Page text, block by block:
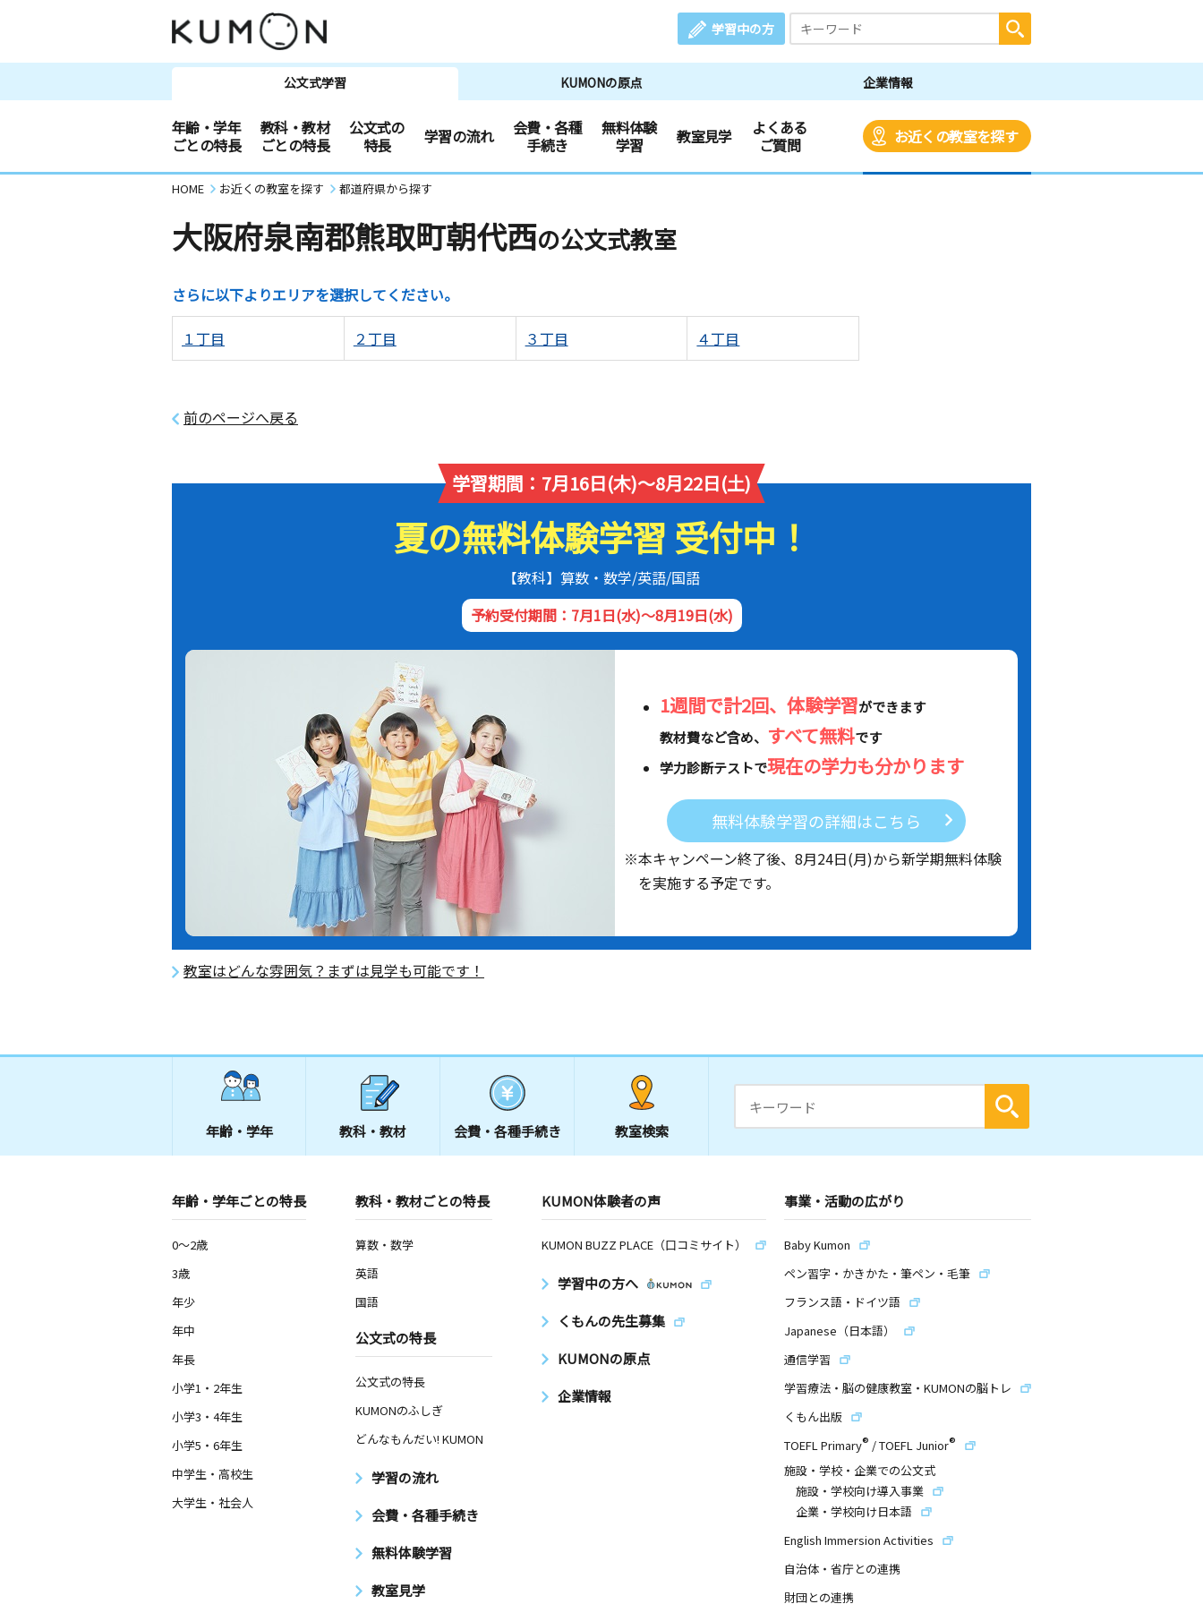
学習中の方
公文式学習 KUMONの原点 企業情報
年齢・学年
ごとの特長
教科・教材
ごとの特長
公文式の
特長
学習の流れ
会費・各種
手続き
無料体験
学習
教室見学
よくある
ご質問
お近くの教室を探す
HOME お近くの教室を探す 都道府県から探す
大阪府泉南郡熊取町朝代西の公文式教室
さらに以下よりエリアを選択してください。
１丁目 ２丁目 ３丁目 ４丁目
前のページへ戻る
学習期間：7月16日(木)～8月22日(土)
夏の無料体験学習 受付中！
【教科】算数・数学/英語/国語
予約受付期間：7月1日(水)～8月19日(水)
1週間で計2回、体験学習ができます
教材費など含め、 すべて無料です
学力診断テストで現在の学力も分かります
無料体験学習の詳細はこちら
※本キャンペーン終了後、 8月24日(月)から新学期無料体験
を実施する予定です。
教室はどんな雰囲気？まずは見学も可能です！
年齢・学年 教科・教材 会費・ 各種手続き 教室検索
年齢・学年ごとの特長
0～2歳
3歳
年少
年中
年長
小学1・2年生
小学3・4年生
小学5・6年生
中学生・高校生
大学生・社会人
教科・教材ごとの特長
算数・数学
英語
国語
公文式の特長
公文式の特長
KUMONのふしぎ
どんなもんだい! KUMON
学習の流れ
会費・各種手続き
無料体験学習
教室見学
KUMON体験者の声
KUMON BUZZ PLACE（口コミサイト）
学習中の方へ
くもんの先生募集
KUMONの原点
企業情報
事業・活動の広がり
Baby Kumon
ペン習字・かきかた・筆ペン・毛筆
フランス語・ドイツ語
Japanese（日本語）
通信学習
学習療法・脳の健康教室・KUMONの脳トレ
くもん出版
TOEFL Primary® /TOEFL Junior®
施設・学校・企業での公文式
施設・学校向け導入事業
企業・学校向け日本語
English Immersion Activities
自治体・省庁との連携
財団との連携